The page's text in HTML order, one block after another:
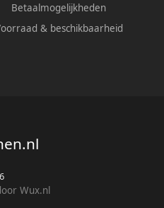
Betaalmogelijkheden
& beschikbaarheid
Wux.nl